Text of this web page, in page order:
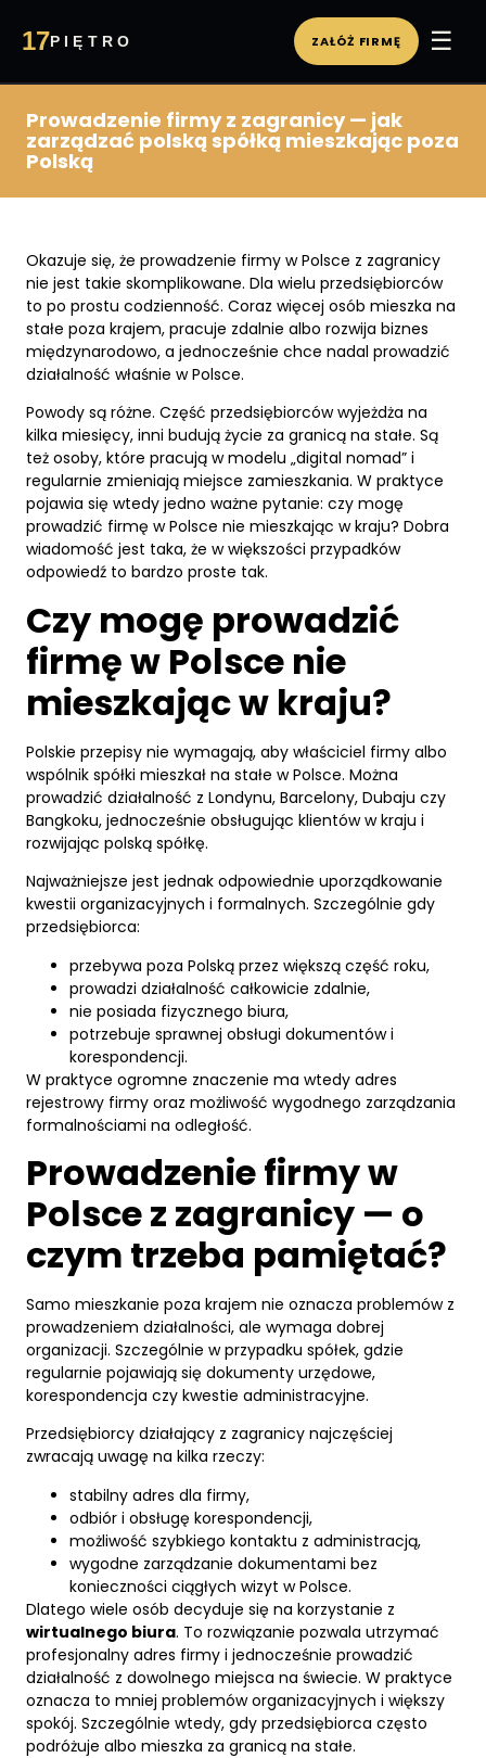
17PIĘTRO
WIRTUALNE BIURO
ZAŁÓŻ FIRMĘ ☰
Prowadzenie firmy z zagranicy — jak
zarządzać polską spółką mieszkając poza
Polską
Okazuje się, że prowadzenie firmy w Polsce z zagranicy
nie jest takie skomplikowane. Dla wielu przedsiębiorców
to po prostu codzienność. Coraz więcej osób mieszka na
stałe poza krajem, pracuje zdalnie albo rozwija biznes
międzynarodowo, a jednocześnie chce nadal prowadzić
działalność właśnie w Polsce.
Powody są różne. Część przedsiębiorców wyjeżdża na
kilka miesięcy, inni budują życie za granicą na stałe. Są
też osoby, które pracują w modelu „digital nomad” i
regularnie zmieniają miejsce zamieszkania. W praktyce
pojawia się wtedy jedno ważne pytanie: czy mogę
prowadzić firmę w Polsce nie mieszkając w kraju? Dobra
wiadomość jest taka, że w większości przypadków
odpowiedź to bardzo proste tak.
Czy mogę prowadzić
firmę w Polsce nie
mieszkając w kraju?
Polskie przepisy nie wymagają, aby właściciel firmy albo
wspólnik spółki mieszkał na stałe w Polsce. Można
prowadzić działalność z Londynu, Barcelony, Dubaju czy
Bangkoku, jednocześnie obsługując klientów w kraju i
rozwijając polską spółkę.
Najważniejsze jest jednak odpowiednie uporządkowanie
kwestii organizacyjnych i formalnych. Szczególnie gdy
przedsiębiorca:
przebywa poza Polską przez większą część roku,
prowadzi działalność całkowicie zdalnie,
nie posiada fizycznego biura,
potrzebuje sprawnej obsługi dokumentów i
korespondencji.
W praktyce ogromne znaczenie ma wtedy adres
rejestrowy firmy oraz możliwość wygodnego zarządzania
formalnościami na odległość.
Prowadzenie firmy w
Polsce z zagranicy — o
czym trzeba pamiętać?
Samo mieszkanie poza krajem nie oznacza problemów z
prowadzeniem działalności, ale wymaga dobrej
organizacji. Szczególnie w przypadku spółek, gdzie
regularnie pojawiają się dokumenty urzędowe,
korespondencja czy kwestie administracyjne.
Przedsiębiorcy działający z zagranicy najczęściej
zwracają uwagę na kilka rzeczy:
stabilny adres dla firmy,
odbiór i obsługę korespondencji,
możliwość szybkiego kontaktu z administracją,
wygodne zarządzanie dokumentami bez
konieczności ciągłych wizyt w Polsce.
Dlatego wiele osób decyduje się na korzystanie z
wirtualnego biura. To rozwiązanie pozwala utrzymać
profesjonalny adres firmy i jednocześnie prowadzić
działalność z dowolnego miejsca na świecie. W praktyce
oznacza to mniej problemów organizacyjnych i większy
spokój. Szczególnie wtedy, gdy przedsiębiorca często
podróżuje albo mieszka za granicą na stałe.